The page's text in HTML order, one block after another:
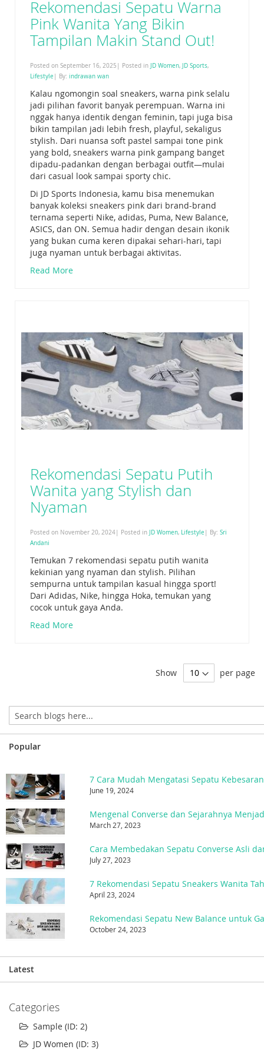
Rekomendasi Sepatu Warna
Pink Wanita Yang Bikin
Tampilan Makin Stand Out!
Posted on September 16, 2025| Posted in JD Women, JD Sports,
Lifestyle | By: indrawan wan
Kalau ngomongin soal sneakers, warna pink selalu
jadi pilihan favorit banyak perempuan. Warna ini
nggak hanya identik dengan feminin, tapi juga bisa
bikin tampilan jadi lebih fresh, playful, sekaligus
stylish. Dari nuansa soft pastel sampai tone pink
yang bold, sneakers warna pink gampang banget
dipadu-padankan dengan berbagai outfit—mulai
dari casual look sampai sporty chic.
Di JD Sports Indonesia, kamu bisa menemukan
banyak koleksi sneakers pink dari brand-brand
ternama seperti Nike, adidas, Puma, New Balance,
ASICS, dan ON. Semua hadir dengan desain ikonik
yang bukan cuma keren dipakai sehari-hari, tapi
juga nyaman untuk berbagai aktivitas.
Read More
Rekomendasi Sepatu Putih
Wanita yang Stylish dan
Nyaman
Posted on November 20, 2024| Posted in JD Women, Lifestyle | By: Sri
Andani
Temukan 7 rekomendasi sepatu putih wanita
kekinian yang nyaman dan stylish. Pilihan
sempurna untuk tampilan kasual hingga sport!
Dari Adidas, Nike, hingga Hoka, temukan yang
cocok untuk gaya Anda.
Read More
Show per page
Popular
7 Cara Mudah Mengatasi Sepatu Kebesaran
June 19, 2024
March 27, 2023
Cara Membedakan Sepatu Converse Asli
July 27, 2023
7 Rekomendasi Sepatu Sneakers Wanita
April 23, 2024
October 24, 2023
Latest
Categories
Sample (ID: 2)
JD Women (ID: 3)